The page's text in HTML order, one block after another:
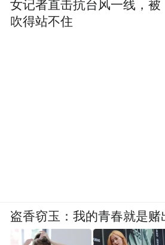
女记者直击抗台风一线，被
吹得站不住
盗香窃玉：我的青春就是赌